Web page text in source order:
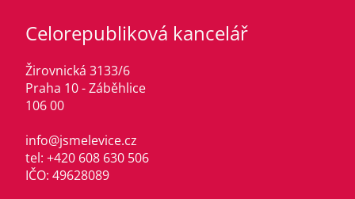
Celorepubliková kancelář
Žirovnická 3133/6
Praha 10 - Záběhlice
106 00
info@jsmelevice.cz
tel: +420 608 630 506
IČO: 49628089